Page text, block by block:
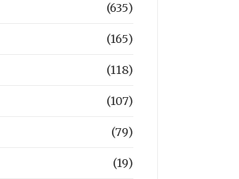
(635)
(165)
(118)
(107)
(79)
(19)